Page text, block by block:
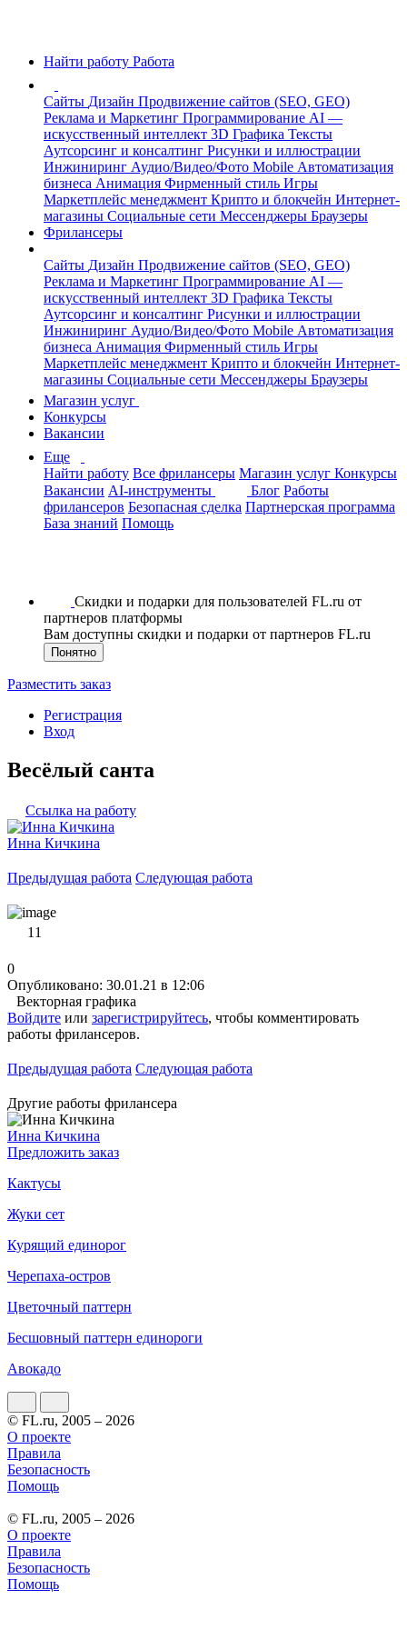
Найти работу Работа
Сайты Дизайн Продвижение сайтов (SEO, GEO)
Реклама и Маркетинг Программирование AI —
искусственный интеллект 3D Графика Тексты
Аутсорсинг и консалтинг Рисунки и иллюстрации
Инжиниринг Аудио/Видео/Фото Mobile Автоматизация
бизнеса Анимация Фирменный стиль Игры
Маркетплейс менеджмент Крипто и блокчейн Интернет-
магазины Социальные сети Мессенджеры Браузеры
Фрилансеры
Сайты Дизайн Продвижение сайтов (SEO, GEO)
Реклама и Маркетинг Программирование AI —
искусственный интеллект 3D Графика Тексты
Аутсорсинг и консалтинг Рисунки и иллюстрации
Инжиниринг Аудио/Видео/Фото Mobile Автоматизация
бизнеса Анимация Фирменный стиль Игры
Маркетплейс менеджмент Крипто и блокчейн Интернет-
магазины Социальные сети Мессенджеры Браузеры
Магазин услуг
Конкурсы
Вакансии
Еще
Найти работу Все фрилансеры Магазин услуг Конкурсы
Вакансии AI-инструменты Блог Работы
фрилансеров Безопасная сделка Партнерская программа
База знаний Помощь
Скидки и подарки для пользователей FL.ru от
партнеров платформы
Вам доступны скидки и подарки от партнеров FL.ru
Понятно
Разместить заказ
Регистрация
Вход
Весёлый санта
Ссылка на работу
Инна Кичкина
Предыдущая работа Следующая работа
11
0
Опубликовано: 30.01.21 в 12:06
Векторная графика
Войдите или зарегистрируйтесь, чтобы комментировать
работы фрилансеров.
Предыдущая работа Следующая работа
Другие работы фрилансера
Инна Кичкина
Предложить заказ
Кактусы
Жуки сет
Курящий единорог
Черепаха-остров
Цветочный паттерн
Бесшовный паттерн единороги
Авокадо
© FL.ru, 2005 – 2026
О проекте
Правила
Безопасность
Помощь
© FL.ru, 2005 – 2026
О проекте
Правила
Безопасность
Помощь